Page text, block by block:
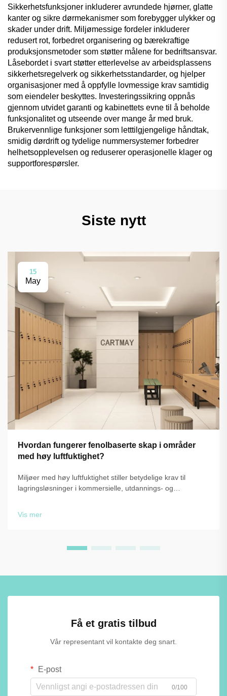
Sikkerhetsfunksjoner inkluderer avrundede hjørner, glatte
kanter og sikre dørmekanismer som forebygger ulykker og
skader under drift. Miljømessige fordeler inkluderer
redusert rot, forbedret organisering og bærekraftige
produksjonsmetoder som støtter målene for bedriftsansvar.
Låsebordet i svart støtter etterlevelse av arbeidsplassens
sikkerhetsregelverk og sikkerhetsstandarder, og hjelper
organisasjoner med å oppfylle lovmessige krav samtidig
som eiendeler beskyttes. Investeringssikring oppnås
gjennom utvidet garanti og kabinettets evne til å beholde
funksjonalitet og utseende over mange år med bruk.
Brukervennlige funksjoner som letttilgjengelige håndtak,
smidig dørdrift og tydelige nummersystemer forbedrer
helhetsopplevelsen og reduserer operasjonelle klager og
supportforespørsler.
Siste nytt
15
May
Hvordan fungerer fenolbaserte skap i områder
med høy luftfuktighet?
Miljøer med høy luftfuktighet stiller betydelige krav til
lagringsløsninger i kommersielle, utdannings- og
Vis mer
Få et gratis tilbud
Vår representant vil kontakte deg snart.
E-post
0/100